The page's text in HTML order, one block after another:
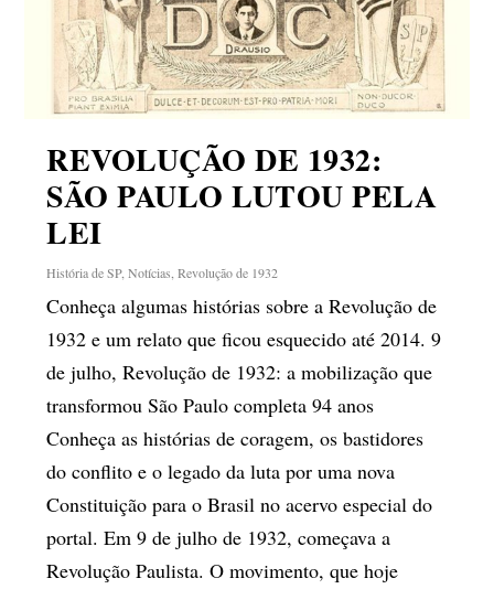
REVOLUÇÃO DE 1932:
SÃO PAULO LUTOU PELA
LEI
História de SP,Notícias,Revolução de 1932
Conheça algumas histórias sobre a Revolução de
1932 e um relato que ficou esquecido até 2014. 9
de julho, Revolução de 1932: a mobilização que
transformou São Paulo completa 94 anos
Conheça as histórias de coragem, os bastidores
do conflito e o legado da luta por uma nova
Constituição para o Brasil no acervo especial do
portal. Em 9 de julho de 1932, começava a
Revolução Paulista. O movimento, que hoje